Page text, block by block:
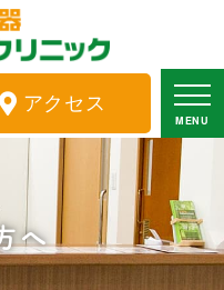
アクセス
MENU
へ